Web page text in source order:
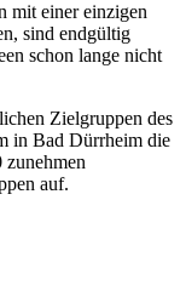
mit einer einzigen
sind endgültig
schon lange nicht
Zielgruppen des
in Bad Dürrheim die
zunehmen
auf.